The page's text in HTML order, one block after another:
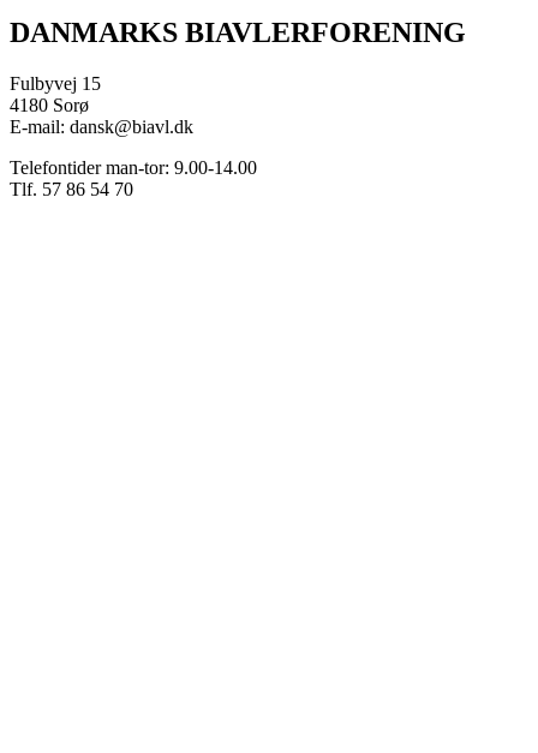
DANMARKS BIAVLERFORENING
Fulbyvej 15
4180 Sorø
E-mail: dansk@biavl.dk
Telefontider man-tor: 9.00-14.00
Tlf. 57 86 54 70